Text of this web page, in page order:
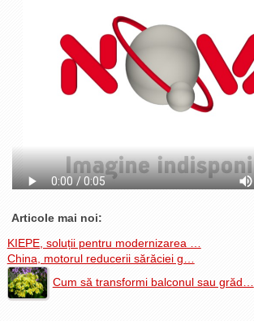
Bucuria Credinţei
Replica Braşovului
Articole mai noi:
KIEPE, soluții pentru modernizarea …
China, motorul reducerii sărăciei g…
Cum să transformi balconul sau grăd…